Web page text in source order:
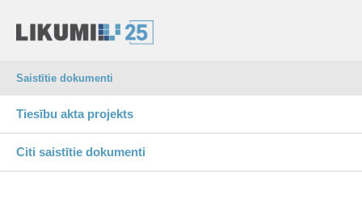
Saistītie dokumenti
Tiesību akta projekts
Citi saistītie dokumenti